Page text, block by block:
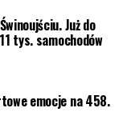
Już do
tys. samochodów
emocje na 458.